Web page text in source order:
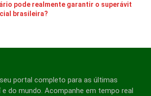
pode realmente garantir o superávit
brasileira?
portal completo para as últimas
do mundo. Acompanhe em tempo real